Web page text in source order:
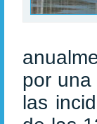
por
las